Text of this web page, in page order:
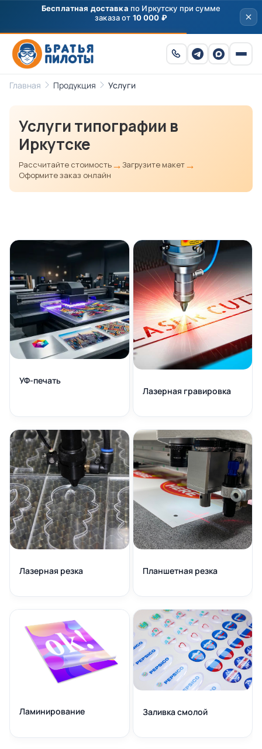
Бесплатная доставка по Иркутску при сумме
заказа от 10 000 ₽
Главная Продукция Услуги
Услуги типографии в
Иркутске
Рассчитайте стоимость→Загрузите макет→
Оформите заказ онлайн
УФ-печать
Лазерная гравировка
Лазерная резка Планшетная резка
Ламинирование Заливка смолой